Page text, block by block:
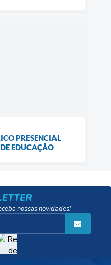
PRESENCIAL
EDUCAÇÃO
nossas novidades!